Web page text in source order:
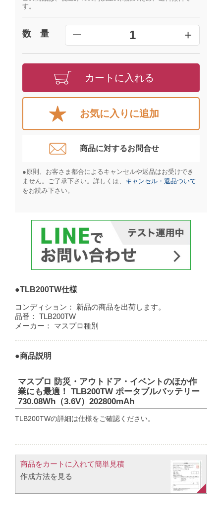
す。
数 量 ━ 1 +
カートに入れる
お気に入りに追加
商品に対するお問合せ​
●原則、お客さま都合によるキャンセルや返品はお受けでき
ません。ご了承下さい。詳しくは、 キャンセル・返品ついて
をお読み下さい。​
●TLB200TW仕様
コンディション：
新品の商品を出荷します。
品番：
TLB200TW
メーカー：
マスプロ種別
●商品説明
マスプロ 防災・アウトドア・イベントのほか作
業にも最適！ TLB200TW ポータブルバッテリー
730.08Wh（3.6V）202800mAh
TLB200TWの詳細は仕様をご確認ください。
商品をカートに入れて簡単見積​
作成方法を見る​​